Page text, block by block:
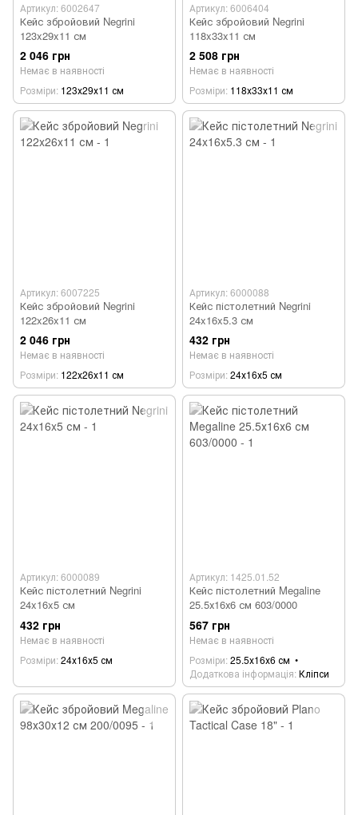
Артикул: 6002647
Кейс збройовий Negrini
123x29x11 см
2 046 грн
Немає в наявності
Розміри 123х29х11 см
Артикул: 6006404
Кейс збройовий Negrini
118x33x11 см
2 508 грн
Немає в наявності
Розміри 118х33х11 см
Артикул: 6007225
Кейс збройовий Negrini
122x26x11 см
2 046 грн
Немає в наявності
Розміри 122х26х11 см
Артикул: 6000088
Кейс пістолетний Negrini
24x16x5.3 см
432 грн
Немає в наявності
Розміри 24х16х5 см
Артикул: 6000089
Кейс пістолетний Negrini
24x16x5 см
432 грн
Немає в наявності
Розміри 24х16х5 см
Артикул: 1425.01.52
Кейс пістолетний Megaline
25.5х16х6 см 603/0000
567 грн
Немає в наявності
Розміри 25.5х16х6 см
Додаткова інформація Кліпси